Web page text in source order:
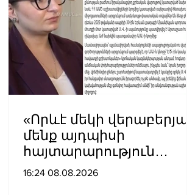
«Որևէ մեկի վերաբերյալ
մենք այդպիսի
հայտարարություն
չպետք է ունենանք»․
16:24 08.08.2026